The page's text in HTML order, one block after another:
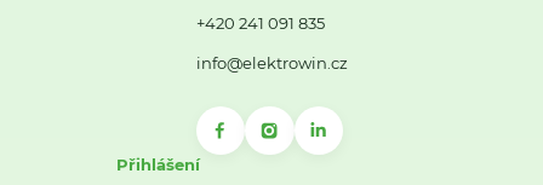
+420 241 091 835
info@elektrowin.cz
Přihlášení